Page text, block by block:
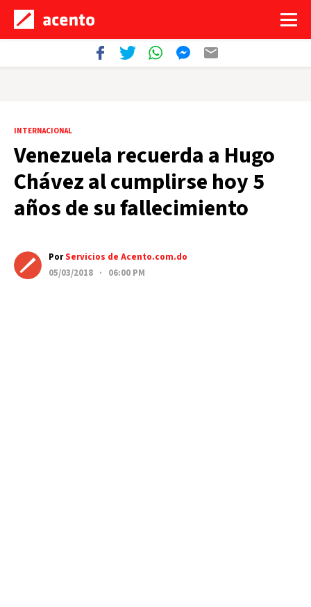
INTERNACIONAL
Venezuela recuerda a Hugo
Chávez al cumplirse hoy 5
años de su fallecimiento
PorServicios de Acento.com.do
05/03/2018 · 06:00 PM